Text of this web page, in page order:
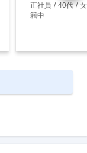
正社員
40代
籍中